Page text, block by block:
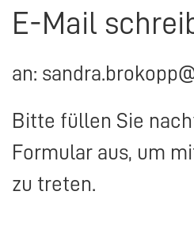
E-Mail
an:
Bitte füllen Sie
Formular aus, um
zu treten.